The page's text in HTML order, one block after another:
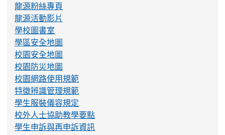
龍源粉絲專頁
龍源活動影片
學校圖書室
學區安全地圖
校園安全地圖
校園防災地圖
校園網路使用規範
特徵辨識管理規範
學生服裝儀容規定
校外人士協助教學要點
學生申訴與再申訴資訊